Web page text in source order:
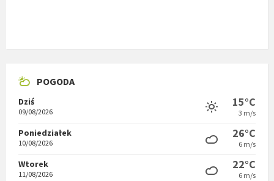
POGODA
Dziś
09/08/2026
15°C
3 m/s
Poniedziałek
10/08/2026
26°C
6 m/s
Wtorek
11/08/2026
22°C
6 m/s